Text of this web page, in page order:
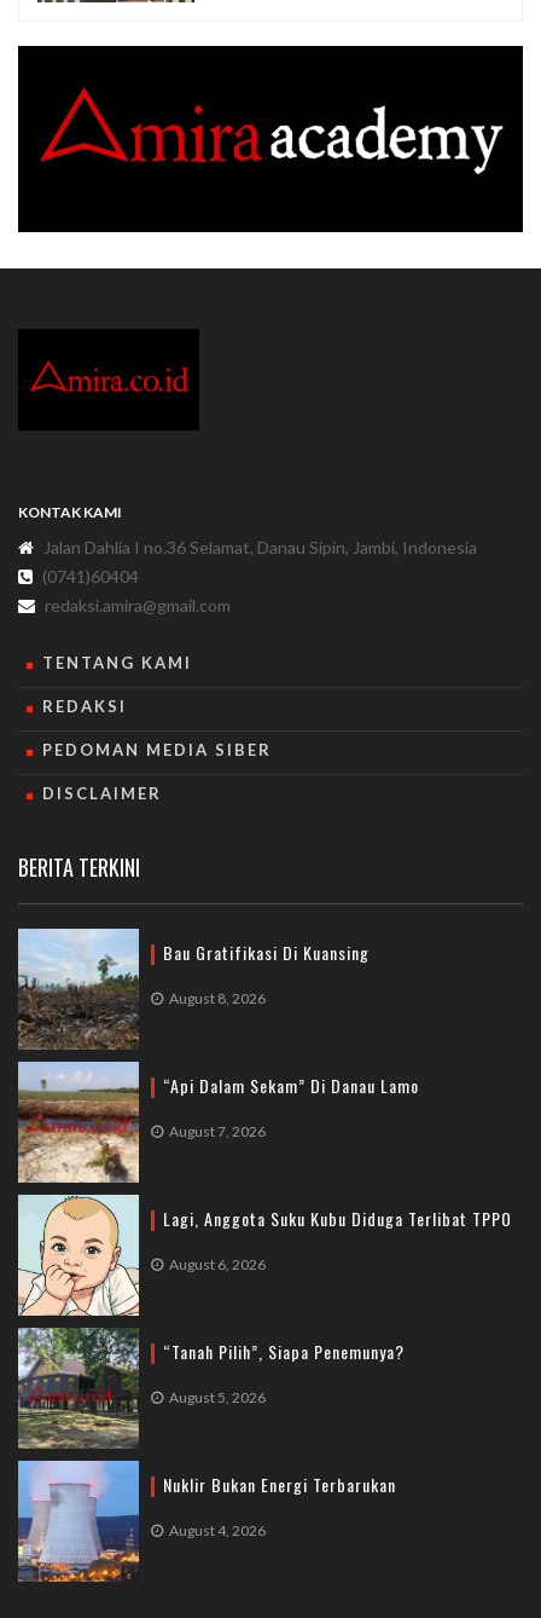
KONTAK KAMI
Jalan Dahlia I no.36 Selamat, Danau Sipin, Jambi, Indonesia
(0741)60404
redaksi.amira@gmail.com
TENTANG KAMI
REDAKSI
PEDOMAN MEDIA SIBER
DISCLAIMER
BERITA TERKINI
Bau Gratifikasi Di Kuansing
August 8, 2026
“Api Dalam Sekam” Di Danau Lamo
August 7, 2026
Lagi, Anggota Suku Kubu Diduga Terlibat TPPO
August 6, 2026
“Tanah Pilih”, Siapa Penemunya?
August 5, 2026
Nuklir Bukan Energi Terbarukan
August 4, 2026